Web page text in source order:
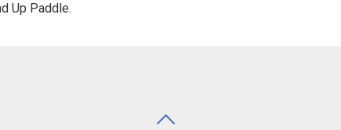
Up Paddle.